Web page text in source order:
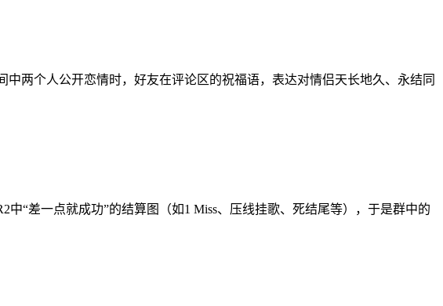
两个人公开恋情时，好友在评论区的祝福语，表达对情侣天长地久、永结同
“差一点就成功”的结算图（如1 Miss、压线挂歌、死结尾等），于是群中的